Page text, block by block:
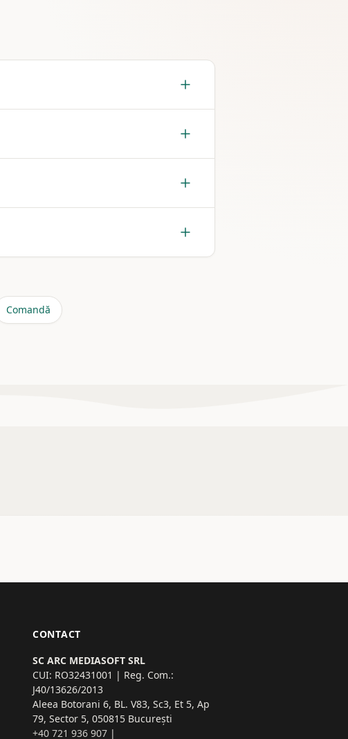
Comandă
CONTACT
SC ARC MEDIASOFT SRL
CUI: RO32431001 | Reg. Com.:
J40/13626/2013
Aleea Botorani 6, BL. V83, Sc3, Et 5, Ap
79, Sector 5, 050815 București
+40 721 936 907 |